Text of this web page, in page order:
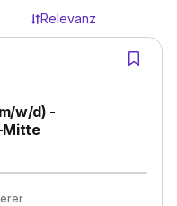
Relevanz
w/d) -
Mitte